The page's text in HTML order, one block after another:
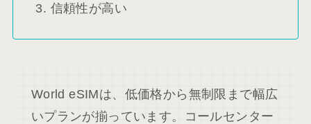
信頼性が高い
World eSIMは、低価格から無制限まで幅広
いプランが揃っています。コールセンター